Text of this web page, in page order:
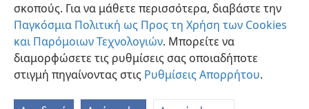
σκοπούς. Για να μάθετε περισσότερα, διαβάστε την
Παγκόσμια Πολιτική ως Προς τη Χρήση των Cookies
και Παρόμοιων Τεχνολογιών. Μπορείτε να
διαμορφώσετε τις ρυθμίσεις σας οποιαδήποτε
στιγμή πηγαίνοντας στις Ρυθμίσεις Απορρήτου.